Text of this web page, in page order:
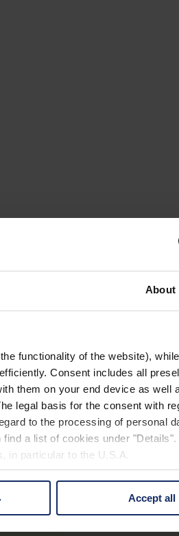
About
functionality of the website),
Consent includes all
them on your end device as well
legal basis for the consent with
to the processing of personal
a list of cookies under
in particular to the U.S.A.
all" button or change your
Accept all
von Insekten ernährt.
ein eigenes Nest zu bauen: der
glauben, in der Stadt wären